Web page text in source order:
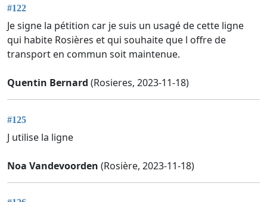
#122
Je signe la pétition car je suis un usagé de cette ligne
qui habite Rosières et qui souhaite que l offre de
transport en commun soit maintenue.
Quentin Bernard (Rosieres, 2023-11-18)
#125
J utilise la ligne
Noa Vandevoorden (Rosière, 2023-11-18)